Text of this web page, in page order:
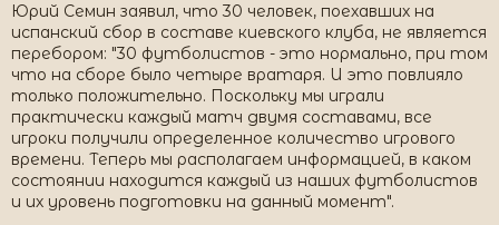
Юрий Семин заявил, что 30 человек, поехавших на
испанский сбор в составе киевского клуба, не является
перебором: "30 футболистов - это нормально, при том
что на сборе было четыре вратаря. И это повлияло
только положительно. Поскольку мы играли
практически каждый матч двумя составами, все
игроки получили определенное количество игрового
времени. Теперь мы располагаем информацией, в каком
состоянии находится каждый из наших футболистов
и их уровень подготовки на данный момент".